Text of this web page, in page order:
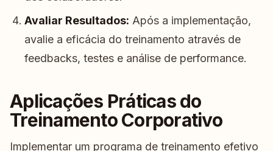
Avaliar Resultados: Após a implementação,
avalie a eficácia do treinamento através de
feedbacks, testes e análise de performance.
Aplicações Práticas do
Treinamento Corporativo
Implementar um programa de treinamento efetivo